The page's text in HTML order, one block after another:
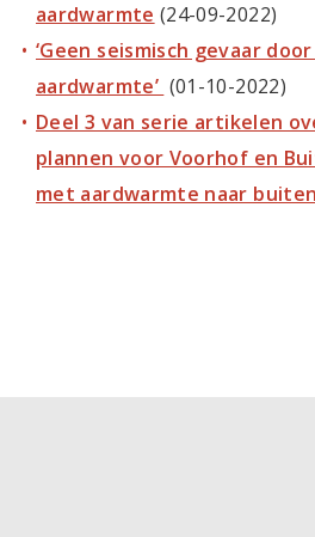
aardwarmte (24-09-2022)
‘Geen seismisch gevaar
aardwarmte’ (01-10-2022)
Deel 3 van serie artikelen
plannen voor Voorhof en
met aardwarmte naar